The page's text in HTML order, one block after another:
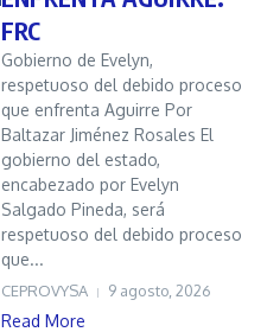
FRC
Gobierno de Evelyn,
respetuoso del debido proceso
que enfrenta Aguirre Por
Baltazar Jiménez Rosales El
gobierno del estado,
encabezado por Evelyn
Salgado Pineda, será
respetuoso del debido proceso
que...
CEPROVYSA 9 agosto, 2026
Read More